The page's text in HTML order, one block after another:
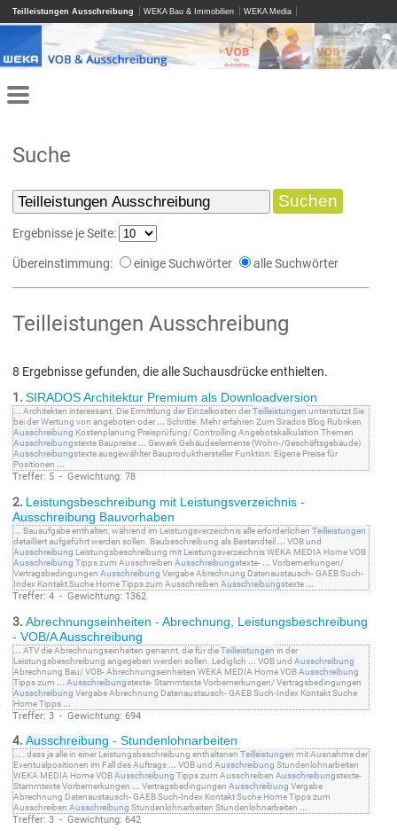
Teilleistungen Ausschreibung WEKA Bau & Immobilien WEKA Media
Suche
Ergebnisse je Seite:
Übereinstimmung: einige Suchwörter alle Suchwörter
Teilleistungen Ausschreibung
8 Ergebnisse gefunden, die alle Suchausdrücke enthielten.
1. SIRADOS Architektur Premium als Downloadversion
... Architekten interessant. Die Ermittlung der Einzelkosten derTeilleistungen unterstützt Sie
bei der Wertung von angeboten oder ... Schritte. Mehr erfahren Zum Sirados Blog Rubriken
Ausschreibung Kostenplanung Preisprüfung/ Controlling Angebotskalkulation Themen
Ausschreibungstexte Baupreise ... Gewerk Gebäudeelemente (Wohn-/Geschäftsgebäude)
Ausschreibungstexte ausgewählter Bauprodukthersteller Funktion: Eigene Preise für
Positionen ...
Treffer: 5 - Gewichtung: 78
2.
Leistungsbeschreibung mit Leistungsverzeichnis -
Ausschreibung Bauvorhaben
... Bauaufgabe enthalten, während im Leistungsverzeichnis alle erforderlichen Teilleistungen
detailliert aufgeführt werden sollen. Baubeschreibung als Bestandteil ... VOB und
Ausschreibung Leistungsbeschreibung mit Leistungsverzeichnis WEKA MEDIA Home VOB
Ausschreibung Tipps zum Ausschreiben Ausschreibungstexte- ... Vorbemerkungen/
Vertragsbedingungen Ausschreibung Vergabe Abrechnung Datenaustausch- GAEB Such-
Index Kontakt Suche Home Tipps zum Ausschreiben Ausschreibungstexte ...
Treffer: 4 - Gewichtung: 1362
3. Abrechnungseinheiten - Abrechnung, Leistungsbeschreibung
- VOB/AAusschreibung
... ATV die Abrechnungseinheiten genannt, die für dieTeilleistungen in der
Leistungsbeschreibung angegeben werden sollen. Lediglich ... VOB und Ausschreibung
Abrechnung Bau/ VOB- Abrechnungseinheiten WEKA MEDIA Home VOBAusschreibung
Tipps zum ... Ausschreibungstexte- Stammtexte Vorbemerkungen/ Vertragsbedingungen
Ausschreibung Vergabe Abrechnung Datenaustausch- GAEB Such-Index Kontakt Suche
Home Tipps ...
Treffer: 3 - Gewichtung: 694
4. Ausschreibung - Stundenlohnarbeiten
... , dass ja alle in einer Leistungsbeschreibung enthaltenen Teilleistungen mit Ausnahme der
Eventualpositionen im Fall des Auftrags ... VOB und Ausschreibung Stundenlohnarbeiten
WEKA MEDIA Home VOBAusschreibung Tipps zum Ausschreiben Ausschreibungstexte-
Stammtexte Vorbemerkungen ... Vertragsbedingungen Ausschreibung Vergabe
Abrechnung Datenaustausch- GAEB Such-Index Kontakt Suche Home Tipps zum
Ausschreiben Ausschreibung Stundenlohnarbeiten Stundenlohnarbeiten ...
Treffer: 3 - Gewichtung: 642